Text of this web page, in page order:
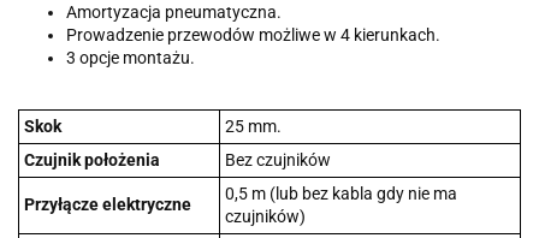
Amortyzacja pneumatyczna.
Prowadzenie przewodów możliwe w 4 kierunkach.
3 opcje montażu.
Skok
25 mm.
Czujnik położenia
Bez czujników
Przyłącze elektryczne
0,5 m (lub bez kabla gdy nie ma
czujników)